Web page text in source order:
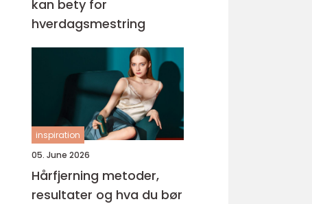
kan bety for
hverdagsmestring
inspiration
05. June 2026
Hårfjerning metoder,
resultater og hva du bør